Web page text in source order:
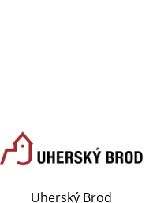
Uherský Brod